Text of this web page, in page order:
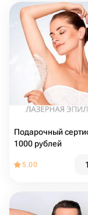
Подарочный
1000 рублей
5.00